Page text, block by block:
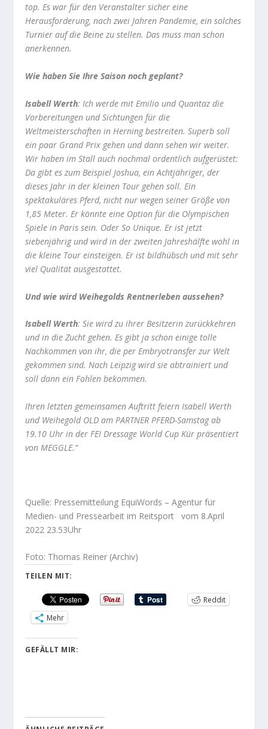
top. Es war für den Veranstalter sicher eine
Herausforderung, nach zwei Jahren Pandemie, ein solches
Turnier auf die Beine zu stellen. Das muss man schon
anerkennen.
Wie haben Sie Ihre Saison noch geplant?
Isabell Werth: Ich werde mit Emilio und Quantaz die
Vorbereitungen und Sichtungen für die
Weltmeisterschaften in Herning bestreiten. Superb soll
ein paar Grand Prix gehen und dann sehen wir weiter.
Wir haben im Stall auch nochmal ordentlich aufgerüstet:
Da gibt es zum Beispiel Joshua, ein Achtjähriger, der
dieses Jahr in der kleinen Tour gehen soll. Ein
spektakuläres Pferd, nicht nur wegen seiner Größe von
1,85 Meter. Er könnte eine Option für die Olympischen
Spiele in Paris sein. Oder So Unique. Er ist jetzt
siebenjährig und wird in der zweiten Jahreshälfte wohl in
die kleine Tour einsteigen. Er ist bildhübsch und mit sehr
viel Qualität ausgestattet.
Und wie wird Weihegolds Rentnerleben aussehen?
Isabell Werth: Sie wird zu ihrer Besitzerin zurückkehren
und in die Zucht gehen. Es gibt ja schon einige tolle
Nachkommen von ihr, die per Embryotransfer zur Welt
gekommen sind. Nach Leipzig wird sie abtrainiert und
soll dann ein Fohlen bekommen.
Ihren letzten gemeinsamen Auftritt feiern Isabell Werth
und Weihegold OLD am PARTNER PFERD-Samstag ab
19.10 Uhr in der FEI Dressage World Cup Kür präsentiert
von MEGGLE.“
Quelle: Pressemitteilung EquiWords – Agentur für
Medien- und Pressearbeit im Reitsport vom 8.April
2022 23.53Uhr
Foto: Thomas Reiner (Archiv)
TEILEN MIT:
Reddit
Mehr
GEFÄLLT MIR: